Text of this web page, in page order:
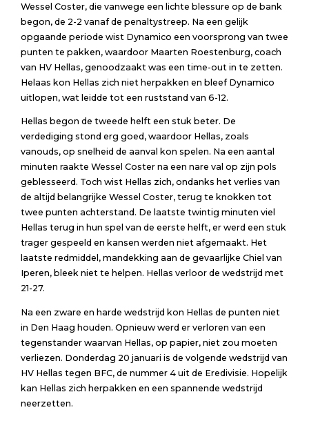
Wessel Coster, die vanwege een lichte blessure op de bank
begon, de 2-2 vanaf de penaltystreep. Na een gelijk
opgaande periode wist Dynamico een voorsprong van twee
punten te pakken, waardoor Maarten Roestenburg, coach
van HV Hellas, genoodzaakt was een time-out in te zetten.
Helaas kon Hellas zich niet herpakken en bleef Dynamico
uitlopen, wat leidde tot een ruststand van 6-12.
Hellas begon de tweede helft een stuk beter. De
verdediging stond erg goed, waardoor Hellas, zoals
vanouds, op snelheid de aanval kon spelen. Na een aantal
minuten raakte Wessel Coster na een nare val op zijn pols
geblesseerd. Toch wist Hellas zich, ondanks het verlies van
de altijd belangrijke Wessel Coster, terug te knokken tot
twee punten achterstand. De laatste twintig minuten viel
Hellas terug in hun spel van de eerste helft, er werd een stuk
trager gespeeld en kansen werden niet afgemaakt. Het
laatste redmiddel, mandekking aan de gevaarlijke Chiel van
Iperen, bleek niet te helpen. Hellas verloor de wedstrijd met
21-27.
Na een zware en harde wedstrijd kon Hellas de punten niet
in Den Haag houden. Opnieuw werd er verloren van een
tegenstander waarvan Hellas, op papier, niet zou moeten
verliezen. Donderdag 20 januari is de volgende wedstrijd van
HV Hellas tegen BFC, de nummer 4 uit de Eredivisie. Hopelijk
kan Hellas zich herpakken en een spannende wedstrijd
neerzetten.